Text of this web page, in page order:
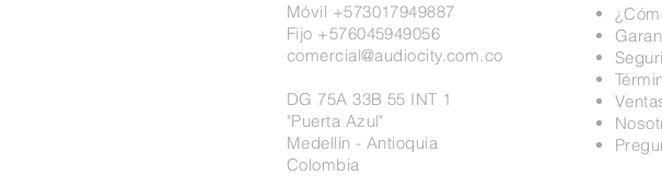
Móvil +573017949887
Fijo +576045949056
comercial@audiocity.com.co
DG 75A 33B 55 INT 1
"Puerta Azul"
Medellín - Antioquia
Colombia